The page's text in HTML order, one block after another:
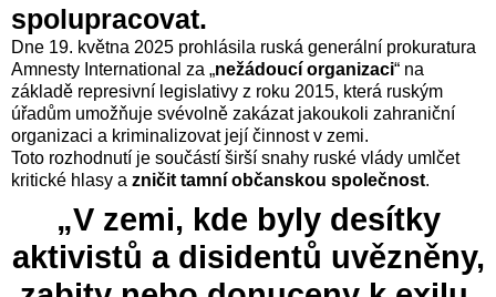
spolupracovat.
Dne 19. května 2025 prohlásila ruská generální prokuratura
Amnesty International za „nežádoucí organizaci“ na
základě represivní legislativy z roku 2015, která ruským
úřadům umožňuje svévolně zakázat jakoukoli zahraniční
organizaci a kriminalizovat její činnost v zemi.
Toto rozhodnutí je součástí širší snahy ruské vlády umlčet
kritické hlasy a zničit tamní občanskou společnost.
„V zemi, kde byly desítky
aktivistů a disidentů uvězněny,